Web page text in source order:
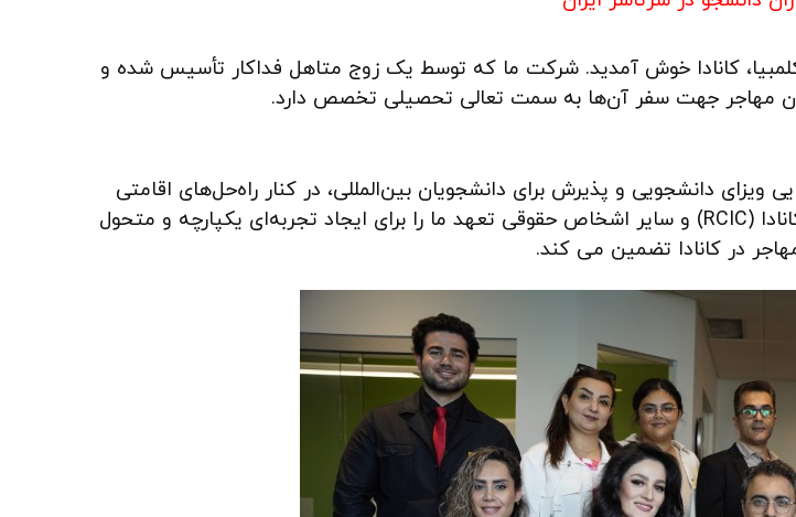
کانادا خوش آمدید. شرکت ما که توسط یک زوج متاهل فداکار تأسیس شده و
مهاجر جهت سفر آن‌ها به سمت تعالی تحصیلی تخصص دارد.
ویزای دانشجویی و پذیرش برای دانشجویان بین‌المللی، در کنار راه‌حل‌های اقامتی
شخصی، سرآمد هستیم. پیوندهای قوی ما با مشاوران معتبر مهاجرتی کانادا (RCIC) و سایر اشخاص حقوقی تعهد ما را برای ایجاد تجربه‌ای یکپارچه و متحول
در کانادا تضمین می کند.